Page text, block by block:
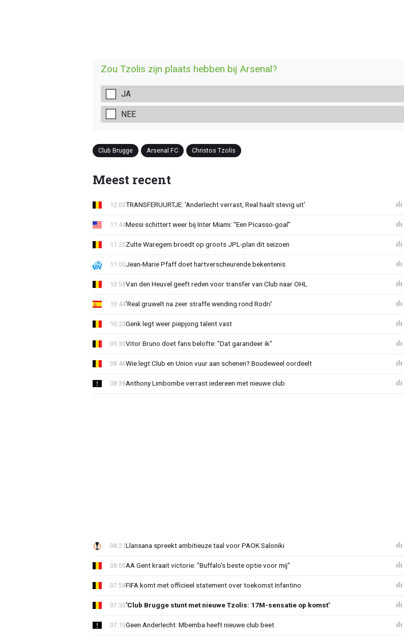
Zou Tzolis zijn plaats hebben bij Arsenal?
JA
NEE
Club Brugge Arsenal FC Christos Tzolis
Meest recent
TRANSFERUURTJE: 'Anderlecht verrast, Real haalt stevig uit'
12:00
Messi schittert weer bij Inter Miami: “Een Picasso-goal”
11:44
Zulte Waregem broedt op groots JPL-plan dit seizoen
11:20
Jean-Marie Pfaff doet hartverscheurende bekentenis
11:00
Van den Heuvel geeft reden voor transfer van Club naar OHL
10:58
'Real gruwelt na zeer straffe wending rond Rodri'
10:44
Genk legt weer piepjong talent vast
10:23
Vitor Bruno doet fans belofte: "Dat garandeer ik"
09:30
Wie legt Club en Union vuur aan schenen? Boudeweel oordeelt
08:46
Anthony Limbombe verrast iedereen met nieuwe club
08:38
Llansana spreekt ambitieuze taal voor PAOK Saloniki
08:21
AA Gent kraait victorie: "Buffalo's beste optie voor mij"
08:00
FIFA komt met officieel statement over toekomst Infantino
07:58
'Club Brugge stunt met nieuwe Tzolis: 17M-sensatie op komst'
07:30
Geen Anderlecht: Mbemba heeft nieuwe club beet
07:15